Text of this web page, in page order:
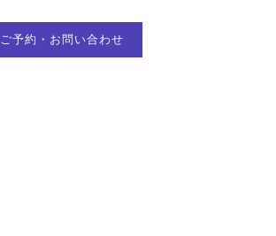
ご予約・お問い合わせ